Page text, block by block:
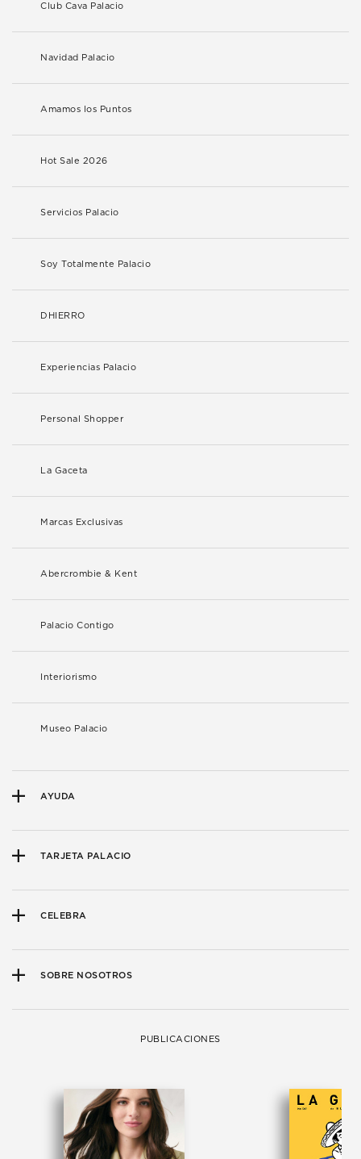
Club Cava Palacio
Navidad Palacio
Amamos los Puntos
Hot Sale 2026
Servicios Palacio
Soy Totalmente Palacio
DHIERRO
Experiencias Palacio
Personal Shopper
La Gaceta
Marcas Exclusivas
Abercrombie & Kent
Palacio Contigo
Interiorismo
Museo Palacio
AYUDA
TARJETA PALACIO
CELEBRA
SOBRE NOSOTROS
PUBLICACIONES